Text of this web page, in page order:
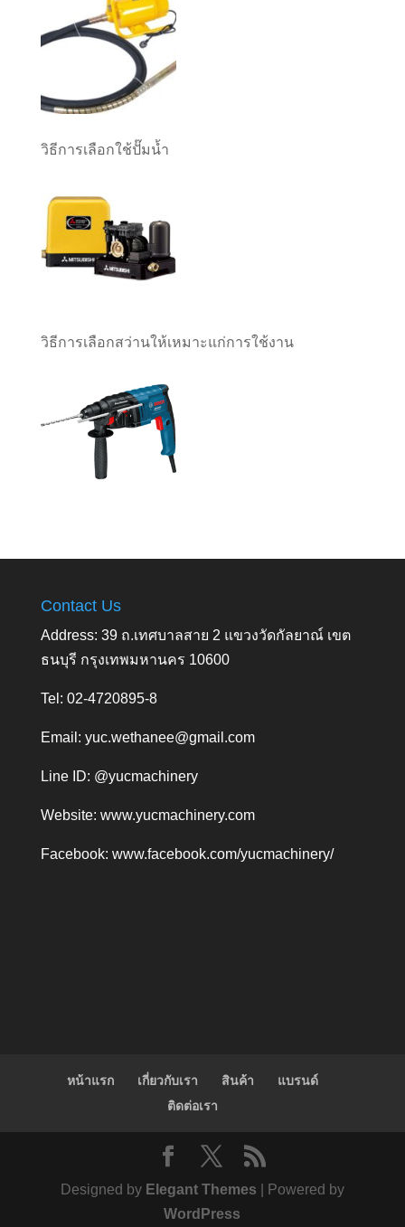
วิธีการเลือกใช้ปั๊มน้ำ
วิธีการเลือกสว่านให้เหมาะแก่การใช้งาน
Contact Us
Address: 39 ถ.เทศบาลสาย 2 แขวงวัดกัลยาณ์ เขต
ธนบุรี กรุงเทพมหานคร 10600
Tel: 02-4720895-8
Email: yuc.wethanee@gmail.com
Line ID: @yucmachinery
Website: www.yucmachinery.com
Facebook: www.facebook.com/yucmachinery/
หน้าแรก เกี่ยวกับเรา สินค้า
แบรนด์
ติดต่อเรา
Designed by Elegant Themes | Powered by
WordPress